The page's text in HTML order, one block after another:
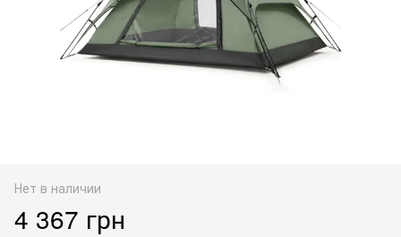
Нет в наличии
4 367 грн